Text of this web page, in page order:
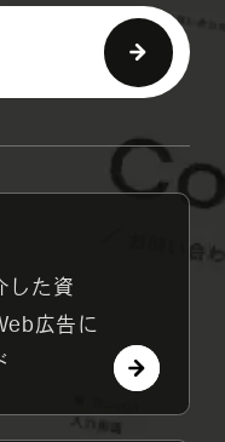
した資
広告に